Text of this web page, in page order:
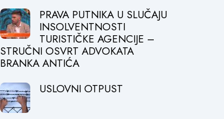
PRAVA PUTNIKA U SLUČAJU
INSOLVENTNOSTI
TURISTIČKE AGENCIJE –
STRUČNI OSVRT ADVOKATA
BRANKA ANTIĆA
USLOVNI OTPUST